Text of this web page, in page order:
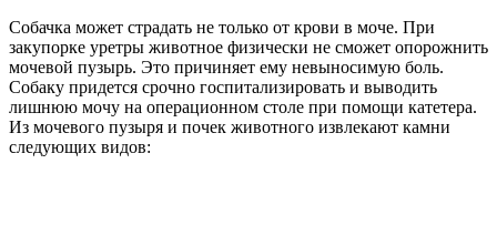
Собачка может страдать не только от крови в моче. При
закупорке уретры животное физически не сможет опорожнить
мочевой пузырь. Это причиняет ему невыносимую боль.
Собаку придется срочно госпитализировать и выводить
лишнюю мочу на операционном столе при помощи катетера.
Из мочевого пузыря и почек животного извлекают камни
следующих видов: